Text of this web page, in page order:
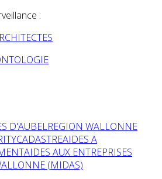
:
D'AUBELREGION WALLONNE
CADASTREAIDES A
AIDES AUX ENTREPRISES
(MIDAS)